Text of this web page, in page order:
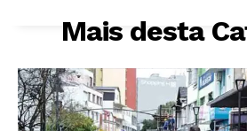
Mais desta